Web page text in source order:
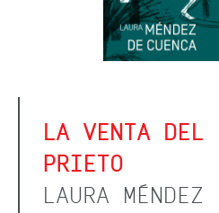
LA VENTA DEL
PRIETO
LAURA MÉNDEZ